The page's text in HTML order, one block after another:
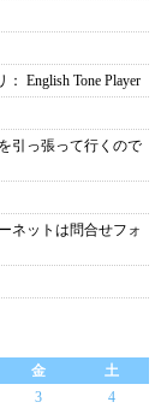
English Tone Player
引っ張って行くので
ネットは問合せフォ
金
土
3
4